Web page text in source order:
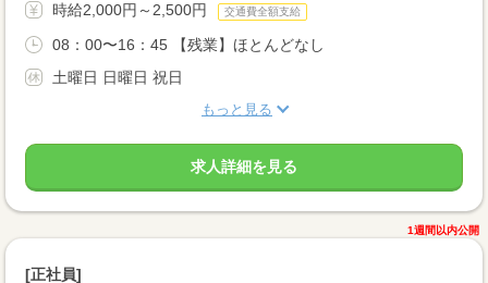
時給2,000円～2,500円 交通費全額支給
08：00〜16：45 【残業】ほとんどなし
土曜日 日曜日 祝日
もっと見る
求人詳細を見る
1週間以内公開
[正社員]